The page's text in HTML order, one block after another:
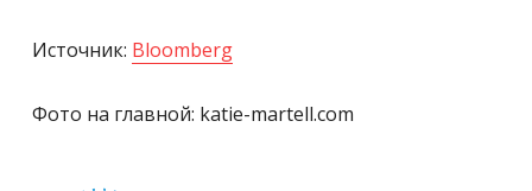
Источник: Bloomberg
Фото на главной: katie-martell.com